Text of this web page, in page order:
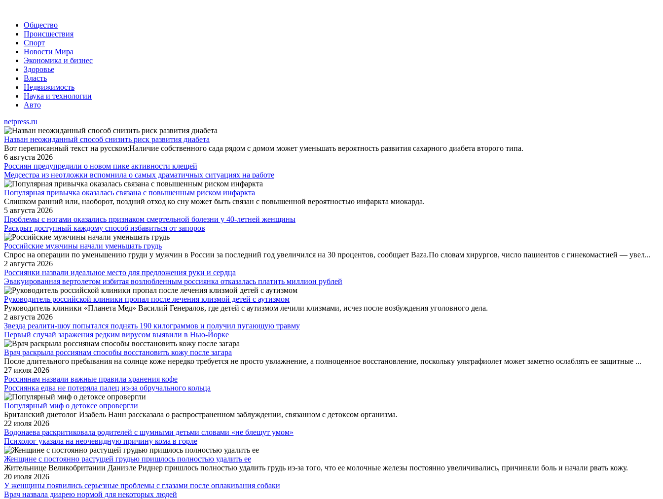
Общество
Происшествия
Спорт
Новости Мира
Экономика и бизнес
Здоровье
Власть
Недвижимость
Наука и технологии
Авто
netpress.ru
Назван неожиданный способ снизить риск развития диабета
Вот переписанный текст на русском:Наличие собственного сада рядом с домом может уменьшать вероятность развития сахарного диабета второго типа.
6 августа 2026
Россиян предупредили о новом пике активности клещей
Медсестра из неотложки вспомнила о самых драматичных ситуациях на работе
Популярная привычка оказалась связана с повышенным риском инфаркта
Слишком ранний или, наоборот, поздний отход ко сну может быть связан с повышенной вероятностью инфаркта миокарда.
5 августа 2026
Проблемы с ногами оказались признаком смертельной болезни у 40-летней женщины
Раскрыт доступный каждому способ избавиться от запоров
Российские мужчины начали уменьшать грудь
Спрос на операции по уменьшению груди у мужчин в России за последний год увеличился на 30 процентов, сообщает Baza.По словам хирургов, число пациентов с гинекомастией — увел...
2 августа 2026
Россиянки назвали идеальное место для предложения руки и сердца
Эвакуированная вертолетом избитая возлюбленным россиянка отказалась платить миллион рублей
Руководитель российской клиники пропал после лечения клизмой детей с аутизмом
Руководитель клиники «Планета Мед» Василий Генералов, где детей с аутизмом лечили клизмами, исчез после возбуждения уголовного дела.
2 августа 2026
Звезда реалити-шоу попытался поднять 190 килограммов и получил пугающую травму
Первый случай заражения редким вирусом выявили в Нью-Йорке
Врач раскрыла россиянам способы восстановить кожу после загара
После длительного пребывания на солнце коже нередко требуется не просто увлажнение, а полноценное восстановление, поскольку ультрафиолет может заметно ослаблять ее защитные ...
27 июля 2026
Россиянам назвали важные правила хранения кофе
Россиянка едва не потеряла палец из-за обручального кольца
Популярный миф о детоксе опровергли
Британский диетолог Изабель Нанн рассказала о распространенном заблуждении, связанном с детоксом организма.
22 июля 2026
Водонаева раскритиковала родителей с шумными детьми словами «не блещут умом»
Психолог указала на неочевидную причину кома в горле
Женщине с постоянно растущей грудью пришлось полностью удалить ее
Жительнице Великобритании Даниэле Риднер пришлось полностью удалить грудь из-за того, что ее молочные железы постоянно увеличивались, причиняли боль и начали рвать кожу.
20 июля 2026
У женщины появились серьезные проблемы с глазами после оплакивания собаки
Врач назвала диарею нормой для некоторых людей